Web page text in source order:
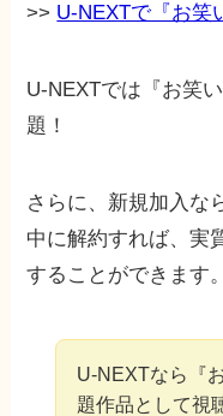
>> U-NEXTで『お笑
U-NEXTでは『お笑
題！
さらに、新規加入な
中に解約すれば、実
することができます。
U-NEXTなら『
題作品として視